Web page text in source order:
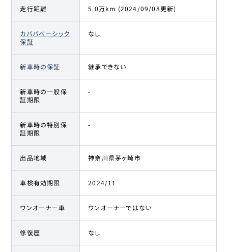
走行距離 5.0万km (2024/09/08更新)
カババベーシック
保証
なし
新車時の保証 継承できない
新車時の一般保
証期限
-
新車時の特別保
証期限
-
出品地域 神奈川県茅ヶ崎市
車検有効期限 2024/11
ワンオーナー車 ワンオーナーではない
修復歴 なし